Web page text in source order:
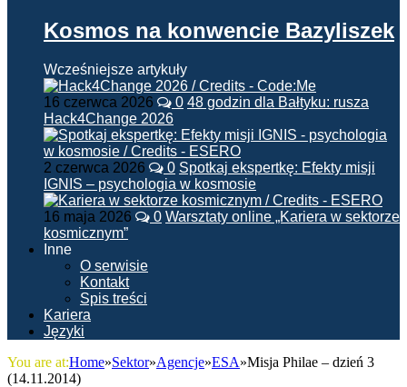
Kosmos na konwencie Bazyliszek
Wcześniejsze artykuły
16 czerwca 2026 0 48 godzin dla Bałtyku: rusza
Hack4Change 2026
2 czerwca 2026 0 Spotkaj ekspertkę: Efekty misji
IGNIS – psychologia w kosmosie
16 maja 2026 0 Warsztaty online „Kariera w sektorze
kosmicznym”
Inne
O serwisie
Kontakt
Spis treści
Kariera
Języki
You are at:Home»Sektor»Agencje»ESA»Misja Philae – dzień 3
(14.11.2014)